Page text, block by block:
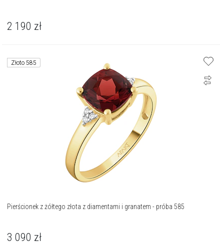
2 190 zł
Złoto 585
Pierścionek z żółtego złota z diamentami i granatem - próba 585
3 090 zł